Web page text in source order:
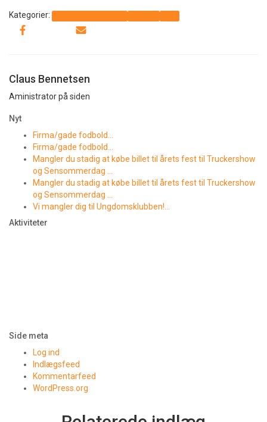
Kategorier:
Claus Bennetsen
Aministrator på siden
Nyt
Firma/gade fodbold…
Firma/gade fodbold…
Mangler du stadig at købe billet til årets fest til Truckershow
og Sensommerdag …
Mangler du stadig at købe billet til årets fest til Truckershow
og Sensommerdag …
Vi mangler dig til Ungdomsklubben!…
Aktiviteter
Side meta
Log ind
Indlægsfeed
Kommentarfeed
WordPress.org